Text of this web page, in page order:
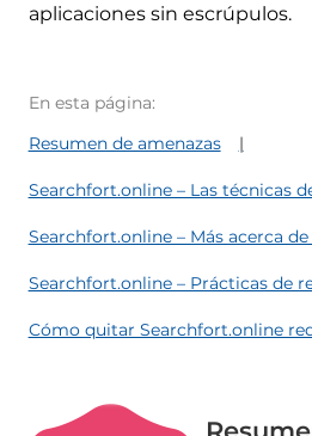
aplicaciones sin escrúpulos.
En esta página:
Resumen de amenazas
Searchfort.online – Las técnicas
Searchfort.online – Más acerca
Searchfort.online – Prácticas de
Cómo quitar Searchfort.online